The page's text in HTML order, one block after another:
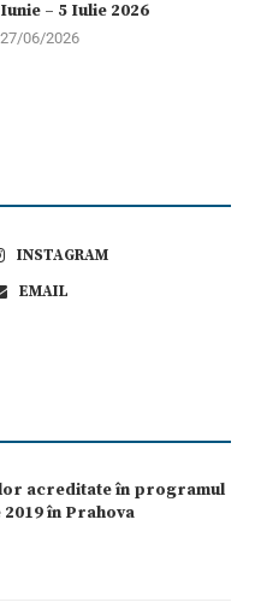
Iunie – 5 Iulie 2026
27/06/2026
INSTAGRAM
EMAIL
acreditate în programul
2019 în Prahova